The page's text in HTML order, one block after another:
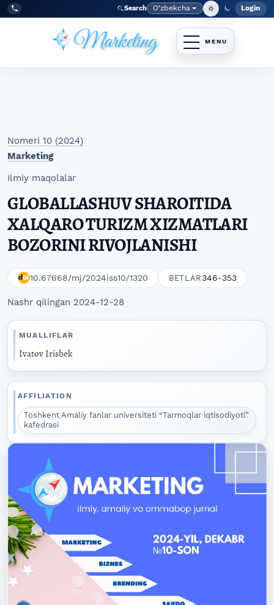
Skip to main navigation menu
Skip to main content
Skip to site footer
Tel:
+998977838464 Search Language
O‘zbekcha Login
Nomeri 10 (2024)
Marketing
Ilmiy maqolalar
GLOBALLASHUV SHAROITIDA
XALQARO TURIZM XIZMATLARI
BOZORINI RIVOJLANISHI
10.67668/mj/2024iss10/1320 BETLAR346-353
Nashr qilingan 2024-12-28
MUALLIFLAR
Ivatov Irisbek
AFFILIATION
Toshkent Amaliy fanlar universiteti “Tarmoqlar iqtisodiyoti”
kafedrasi